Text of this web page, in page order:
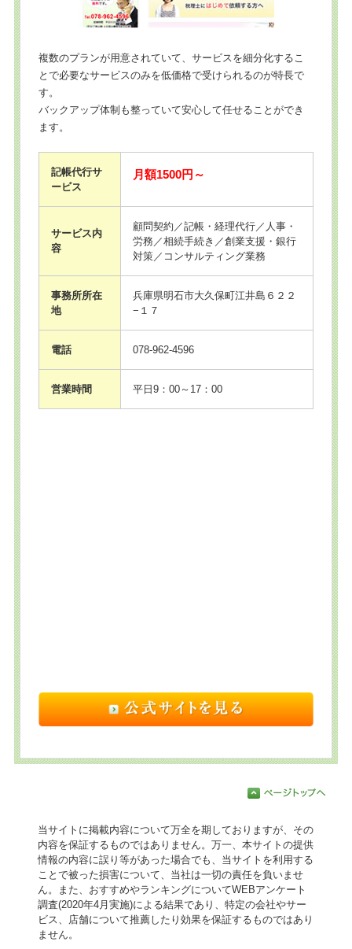
複数のプランが用意されていて、サービスを細分化するこ
とで必要なサービスのみを低価格で受けられるのが特長で
す。
バックアップ体制も整っていて安心して任せることができ
ます。
記帳代行サ
ービス
月額1500円～
サービス内
容
顧問契約／記帳・経理代行／人事・
労務／相続手続き／創業支援・銀行
対策／コンサルティング業務
事務所所在
地
兵庫県明石市大久保町江井島６２２
−１７
電話 078-962-4596
営業時間 平日9：00～17：00
当サイトに掲載内容について万全を期しておりますが、その
内容を保証するものではありません。万一、本サイトの提供
情報の内容に誤り等があった場合でも、当サイトを利用する
ことで被った損害について、当社は一切の責任を負いませ
ん。また、おすすめやランキングについてWEBアンケート
調査(2020年4月実施)による結果であり、特定の会社やサー
ビス、店舗について推薦したり効果を保証するものではあり
ません。